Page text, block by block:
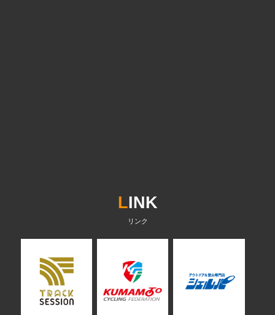
LINK